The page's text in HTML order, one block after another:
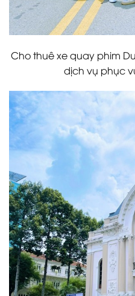
Cho thuê xe quay phim
dịch vụ phục